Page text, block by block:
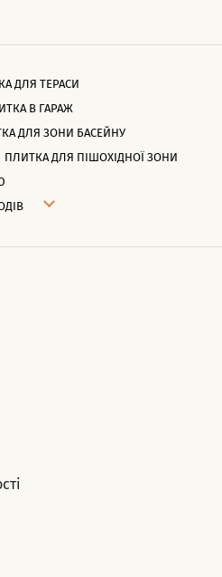
ДЛЯ ТЕРАСИ
В ГАРАЖ
ДЛЯ ЗОНИ БАСЕЙНУ
ПЛИТКА ДЛЯ ПІШОХІДНОЇ ЗОНИ